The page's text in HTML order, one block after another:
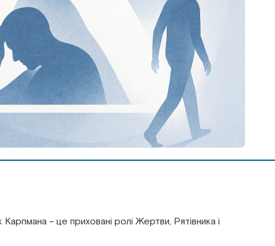
– це приховані ролі Жертви, Рятівника і